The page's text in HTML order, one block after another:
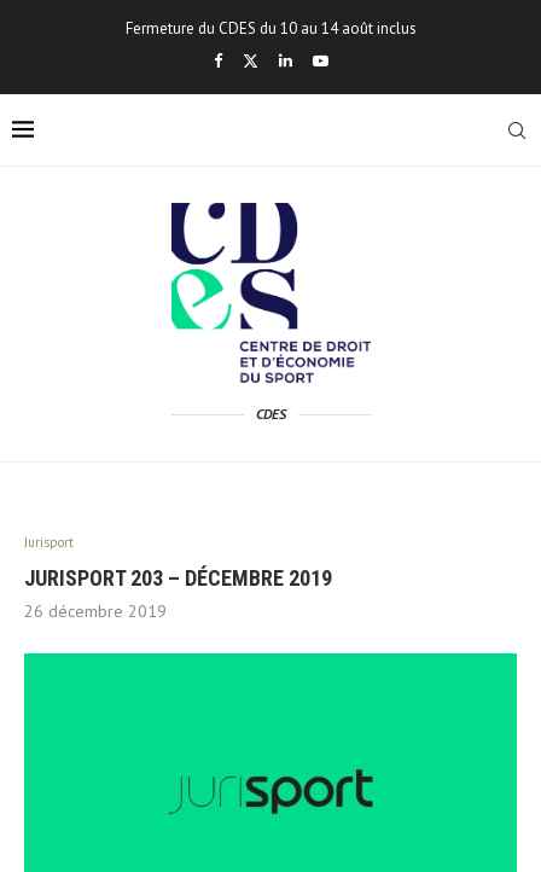
Fermeture du CDES du 10 au 14 août inclus
CDES
Jurisport
JURISPORT 203 – DÉCEMBRE 2019
26 décembre 2019